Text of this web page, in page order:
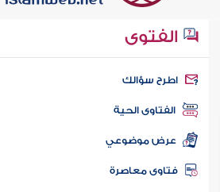
الفتوى
سؤالك
الفتاوى الحية
عرض موضوعي